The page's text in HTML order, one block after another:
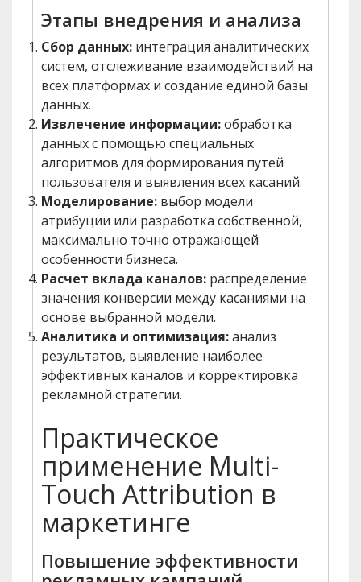
Этапы внедрения и анализа
Сбор данных: интеграция аналитических
систем, отслеживание взаимодействий на
всех платформах и создание единой базы
данных.
Извлечение информации:обработка
данных с помощью специальных
алгоритмов для формирования путей
пользователя и выявления всех касаний.
Моделирование: выбор модели
атрибуции или разработка собственной,
максимально точно отражающей
особенности бизнеса.
Расчет вклада каналов: распределение
значения конверсии между касаниями на
основе выбранной модели.
Аналитика и оптимизация:анализ
результатов, выявление наиболее
эффективных каналов и корректировка
рекламной стратегии.
Практическое
применение Multi-
Touch Attribution в
маркетинге
Повышение эффективности